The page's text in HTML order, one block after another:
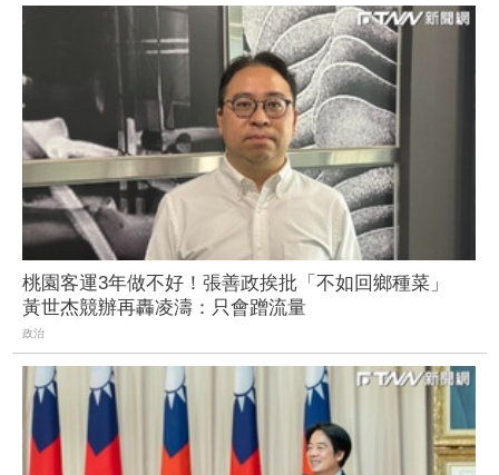
桃園客運3年做不好！張善政挨批「不如回鄉種菜」
黃世杰競辦再轟凌濤：只會蹭流量
政治